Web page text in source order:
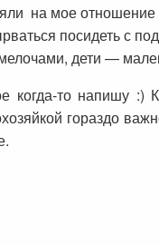
на мое
посидеть с
дети —
когда-то напишу
гораздо